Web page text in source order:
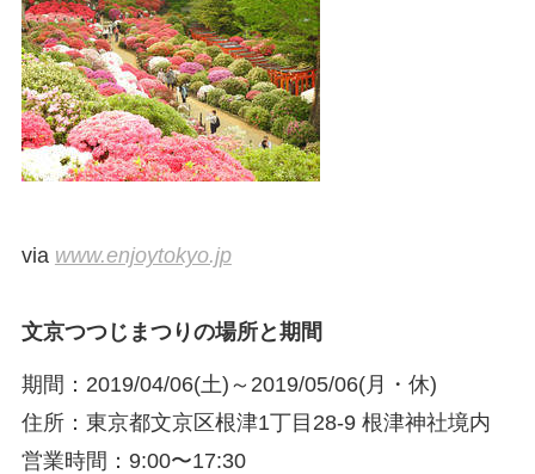
via www.enjoytokyo.jp
文京つつじまつりの場所と期間
期間：2019/04/06(土)～2019/05/06(月・休)
住所：東京都文京区根津1丁目28-9 根津神社境内
営業時間：9:00〜17:30